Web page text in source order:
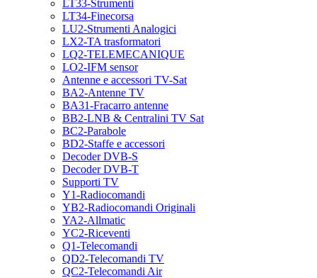
LT33-Strumenti
LT34-Finecorsa
LU2-Strumenti Analogici
LX2-TA trasformatori
LQ2-TELEMECANIQUE
LO2-IFM sensor
Antenne e accessori TV-Sat
BA2-Antenne TV
BA31-Fracarro antenne
BB2-LNB & Centralini TV Sat
BC2-Parabole
BD2-Staffe e accessori
Decoder DVB-S
Decoder DVB-T
Supporti TV
Y1-Radiocomandi
YB2-Radiocomandi Originali
YA2-Allmatic
YC2-Riceventi
Q1-Telecomandi
QD2-Telecomandi TV
QC2-Telecomandi Air